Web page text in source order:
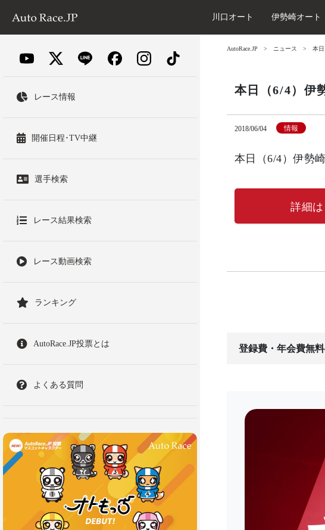
川口オート 伊勢崎オート
レース情報
開催日程･TV中継
選手検索
レース結果検索
レース動画検索
ランキング
AutoRace.JP投票とは
よくある質問
AutoRace.JP ニュース 本
本日（6/4）伊
2018/06/04 情報
本日（6/4）伊勢
詳細
登録費・年会費無